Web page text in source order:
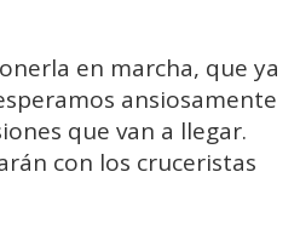
en marcha, que ya
ansiosamente
que van a llegar.
con los cruceristas